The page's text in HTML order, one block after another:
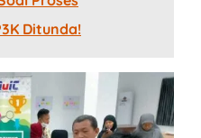
Ditunda!